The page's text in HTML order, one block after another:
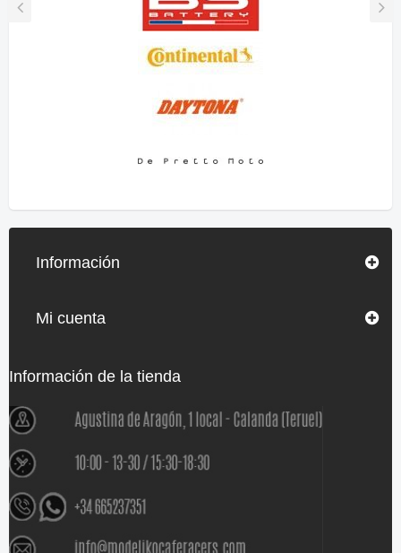
Información
Mi cuenta
Información de la tienda